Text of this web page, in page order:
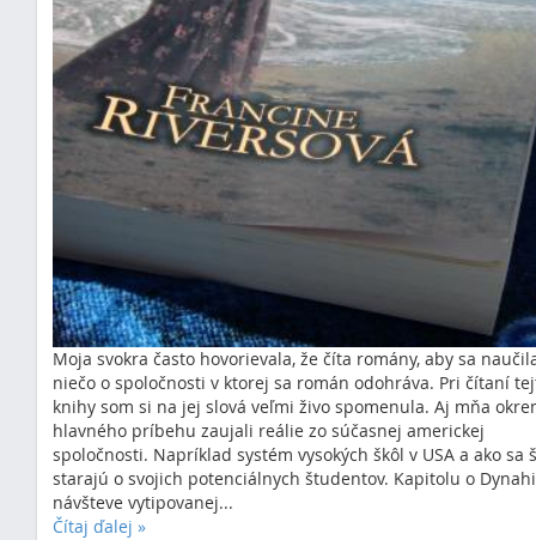
Moja svokra často hovorievala, že číta romány, aby sa
niečo o spoločnosti v ktorej sa román odohráva. Pri čítaní
knihy som si na jej slová veľmi živo spomenula. Aj mňa
hlavného príbehu zaujali reálie zo súčasnej americkej
spoločnosti. Napríklad systém vysokých škôl v USA a ako sa
starajú o svojich potenciálnych študentov. Kapitolu o
návšteve vytipovanej...
Čítaj ďalej »